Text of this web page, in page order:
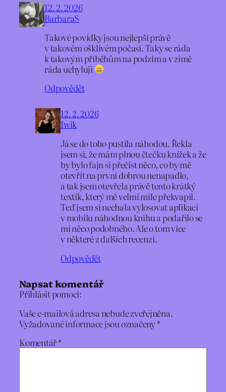
12. 2. 2026
BarbaraS
Takové povídky jsou nejlepší právě
v takovém ošklivém počasí. Taky se ráda
k takovým příběhům na podzim a v zimě
ráda uchyluji
Odpovědět
12. 2. 2026
Iwik
Já se do toho pustila náhodou. Řekla
jsem si, že mám plnou čtečku knížek a že
by bylo fajn si přečíst něco, co by mě
otevřít na první dobrou nenapadlo,
a tak jsem otevřela právě tento krátký
textík, který mě velmi mile překvapil.
Teď jsem si nechala vylosovat aplikací
v mobilu náhodnou knihu a podařilo se
mi něco podobného. Ale o tom více
v některé z dalších recenzí.
Odpovědět
Napsat komentář
Přihlásit pomocí:
Vaše e-mailová adresa nebude zveřejněna.
Vyžadované informace jsou označeny*
Komentář*